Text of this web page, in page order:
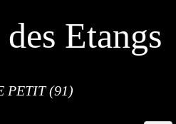
Etangs
PETIT (91)